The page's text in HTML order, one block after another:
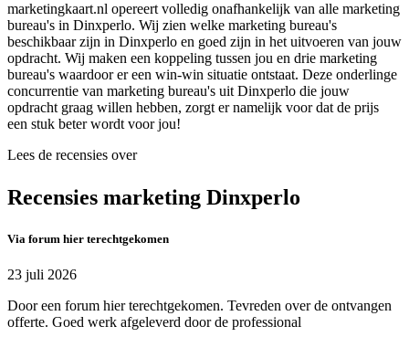
marketingkaart.nl opereert volledig onafhankelijk van alle marketing
bureau's in Dinxperlo. Wij zien welke marketing bureau's
beschikbaar zijn in Dinxperlo en goed zijn in het uitvoeren van jouw
opdracht. Wij maken een koppeling tussen jou en drie marketing
bureau's waardoor er een win-win situatie ontstaat. Deze onderlinge
concurrentie van marketing bureau's uit Dinxperlo die jouw
opdracht graag willen hebben, zorgt er namelijk voor dat de prijs
een stuk beter wordt voor jou!
Lees de recensies over
Recensies marketing Dinxperlo
Via forum hier terechtgekomen
23 juli 2026
Door een forum hier terechtgekomen. Tevreden over de ontvangen
offerte. Goed werk afgeleverd door de professional